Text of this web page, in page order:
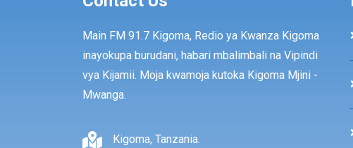
Main FM 91.7 Kigoma, Redio ya Kwanza Kigoma
inayokupa burudani, habari mbalimbali na Vipindi
vya Kijamii. Moja kwamoja kutoka Kigoma Mjini -
Mwanga.
Kigoma, Tanzania.